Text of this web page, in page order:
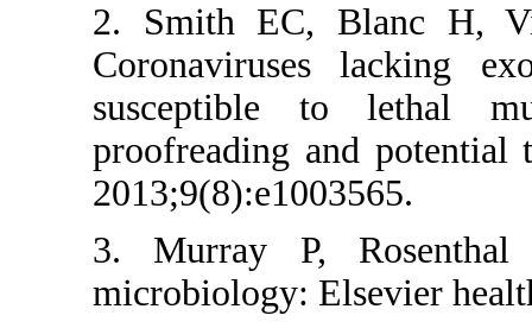
2. Smith
susceptible
proofreading
3. Murray
microbiology: